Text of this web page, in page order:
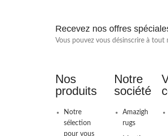
Recevez nos offres
Vous pouvez vous désinscrire à
Nos
produits
Notre
sélection
pour vous
Notre
société
Amazigh
rugs